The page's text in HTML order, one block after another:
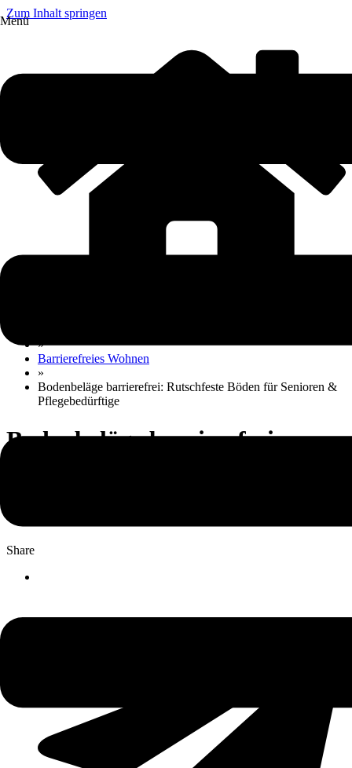
Zum Inhalt springen
Menü
»
Barrierefreies Wohnen
»
Bodenbeläge barrierefrei: Rutschfeste Böden für Senioren &
Pflegebedürftige
Bodenbeläge barrierefrei:
Share